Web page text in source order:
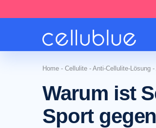
Home - Cellulite - Anti-Cellulite-Lösung -
Warum ist
Sport